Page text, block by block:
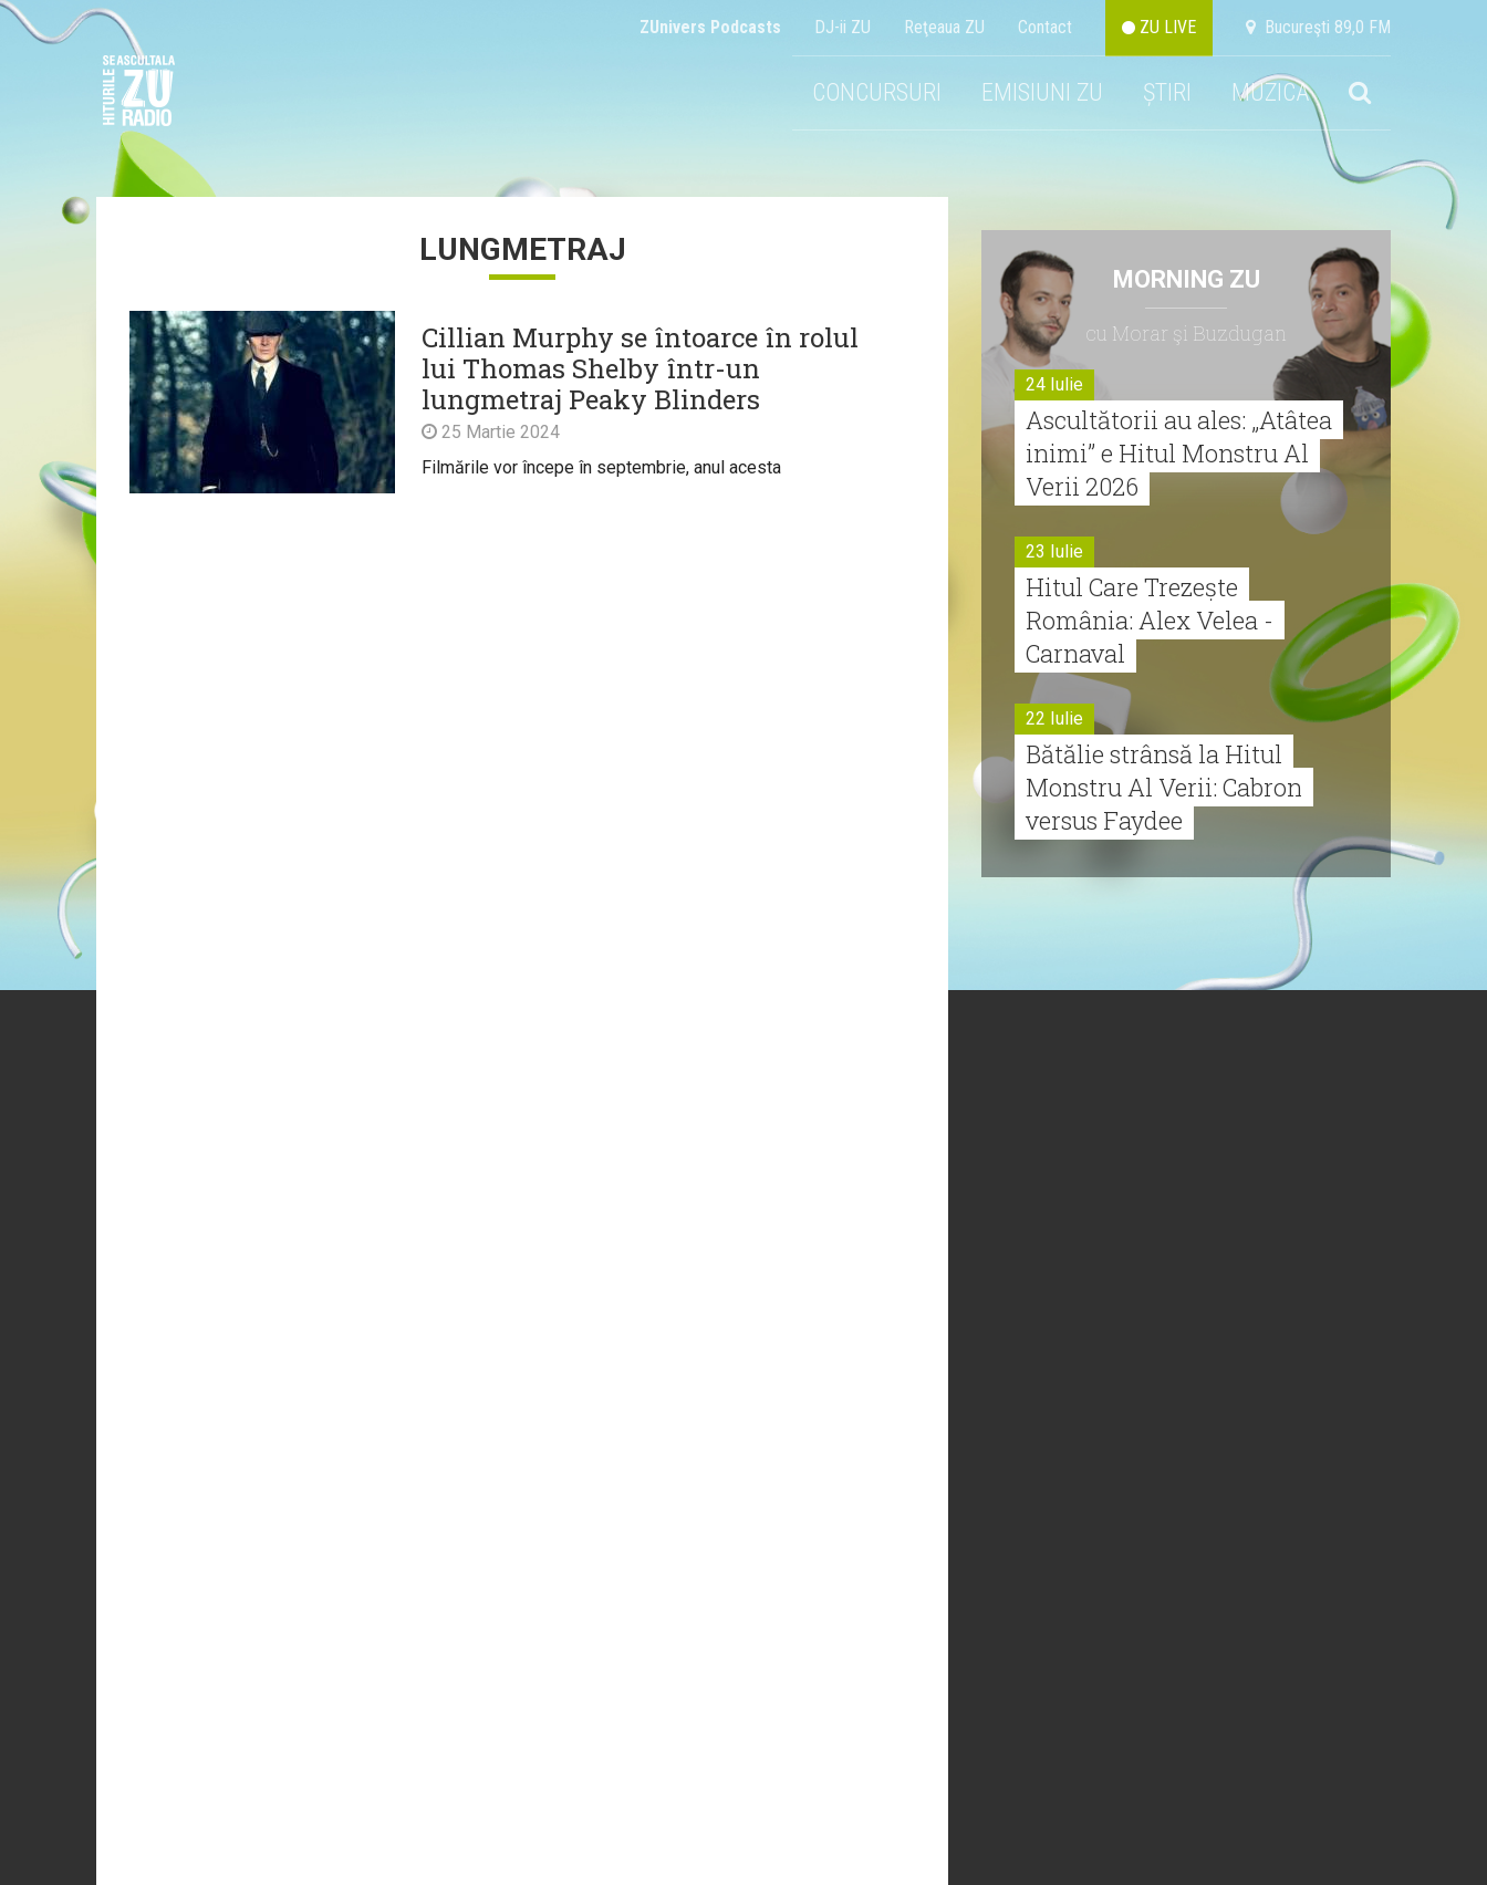
ZUnivers Podcasts DJ-ii ZU Reţeaua ZU Contact ZU LIVE Bucureşti 89,0 FM
CONCURSURI EMISIUNI ZU ȘTIRI MUZICA
LUNGMETRAJ
Cillian Murphy se întoarce în rolul
lui Thomas Shelby într-un
lungmetraj Peaky Blinders
25 Martie 2024
Filmările vor începe în septembrie, anul acesta
MORNING ZU
cu Morar şi Buzdugan
24 Iulie
Ascultătorii au ales: „Atâtea
inimi” e Hitul Monstru Al
Verii 2026
23 Iulie
Hitul Care Trezește
România: Alex Velea -
Carnaval
22 Iulie
Bătălie strânsă la Hitul
Monstru Al Verii: Cabron
versus Faydee
Monstru al Verii